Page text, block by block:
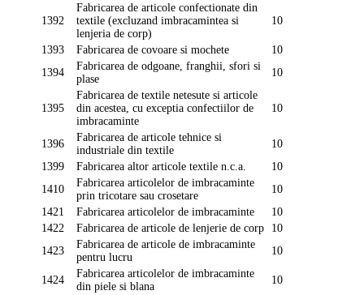
1392
Fabricarea de articole confectionate din
textile (excluzand imbracamintea si
lenjeria de corp)
10
1393 Fabricarea de covoare si mochete
10
1394
Fabricarea de odgoane, franghii, sfori si
plase
10
1395
Fabricarea de textile netesute si articole
din acestea, cu exceptia confectiilor de
imbracaminte
10
1396
Fabricarea de articole tehnice si
industriale din textile
10
1399
Fabricarea altor articole textile n.c.a.
10
1410
Fabricarea articolelor de imbracaminte
prin tricotare sau crosetare
10
1421
Fabricarea articolelor de imbracaminte
10
1422
Fabricarea de articole de lenjerie de corp
10
1423
Fabricarea de articole de imbracaminte
pentru lucru
10
1424
Fabricarea articolelor de imbracaminte
din piele si blana
10